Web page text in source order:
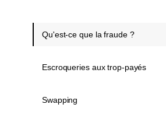
Qu'est-ce que la fraude ?
Escroqueries aux trop-payés
Swapping